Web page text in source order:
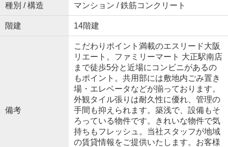
種別 / 構造 マンション / 鉄筋コンクリート
階建 14階建
備考
こだわりポイント満載のエスリード大阪
リエート。ファミリーマート 大正駅南店
まで徒歩5分と近場にコンビニがあるの
もポイント。共用部には敷地内ごみ置き
場・エレベータなどが揃っております。
外観タイル張りは耐久性に優れ、管理の
手間も抑えられます。築浅で、設備もそ
ろっている物件です。きれいな物件で気
持ちもフレッシュ。当社スタッフが地域
の賃貸情報をご提供いたします。お客様